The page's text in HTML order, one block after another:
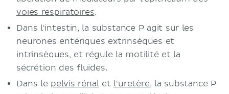
voies respiratoires.
Dans l'intestin, la substance P agit sur les
neurones entériques extrinsèques et
intrinsèques, et régule la motilité et la
sécrétion des fluides.
Dans le pelvis rénalet l'uretère, la substance P